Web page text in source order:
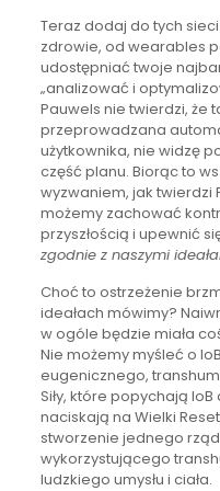
Teraz dodaj do tych
zdrowie, od wearables
udostępniać twoje
„analizować i
Pauwels nie twierdzi, że
przeprowadzana
użytkownika, nie widzę
część planu. Biorąc to
wyzwaniem, jak twierdzi
możemy zachować
przyszłością i upewnić
zgodnie z naszymi
Choć to ostrzeżenie
ideałach mówimy?
w ogóle będzie miała
Nie możemy myśleć o
eugenicznego,
Siły, które popychają
naciskają na Wielki
stworzenie jednego
wykorzystującego
ludzkiego umysłu i ciała.